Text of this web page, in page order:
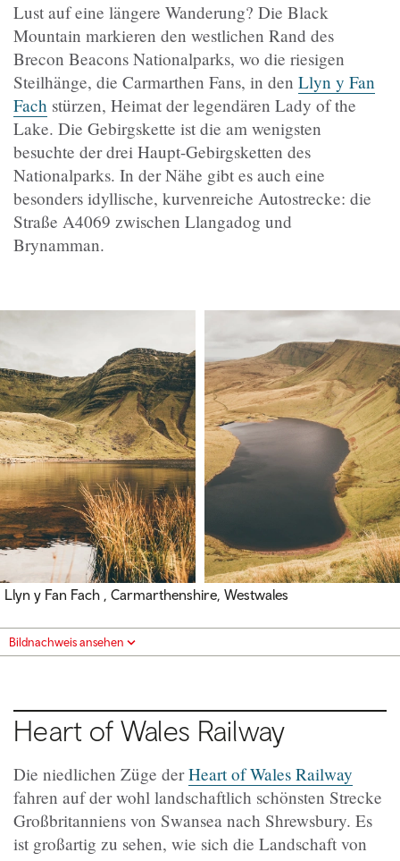
Lust auf eine längere Wanderung? Die Black
Mountain markieren den westlichen Rand des
Brecon Beacons Nationalparks, wo die riesigen
Steilhänge, die Carmarthen Fans, in den Llyn y Fan
Fach stürzen, Heimat der legendären Lady of the
Lake. Die Gebirgskette ist die am wenigsten
besuchte der drei Haupt-Gebirgsketten des
Nationalparks. In der Nähe gibt es auch eine
besonders idyllische, kurvenreiche Autostrecke: die
Straße A4069 zwischen Llangadog und
Brynamman.
Llyn y Fan Fach , Carmarthenshire, Westwales
Bildnachweis ansehen
Heart of Wales Railway
Die niedlichen Züge derHeart of Wales Railway
fahren auf der wohl landschaftlich schönsten Strecke
Großbritanniens von Swansea nach Shrewsbury. Es
ist großartig zu sehen, wie sich die Landschaft von